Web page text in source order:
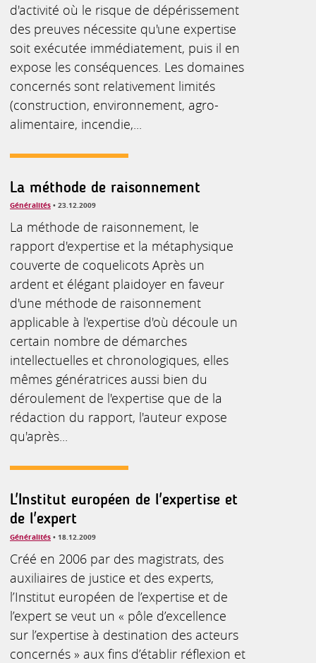
d'activité où le risque de dépérissement
des preuves nécessite qu'une expertise
soit exécutée immédiatement, puis il en
expose les conséquences. Les domaines
concernés sont relativement limités
(construction, environnement, agro-
alimentaire, incendie,...
La méthode de raisonnement
Généralités • 23.12.2009
La méthode de raisonnement, le
rapport d'expertise et la métaphysique
couverte de coquelicots Après un
ardent et élégant plaidoyer en faveur
d'une méthode de raisonnement
applicable à l'expertise d'où découle un
certain nombre de démarches
intellectuelles et chronologiques, elles
mêmes génératrices aussi bien du
déroulement de l'expertise que de la
rédaction du rapport, l'auteur expose
qu'après...
L'Institut européen de l'expertise et
de l'expert
Généralités • 18.12.2009
Créé en 2006 par des magistrats, des
auxiliaires de justice et des experts,
l’Institut européen de l’expertise et de
l’expert se veut un « pôle d’excellence
sur l’expertise à destination des acteurs
concernés » aux fins d’établir réflexion et